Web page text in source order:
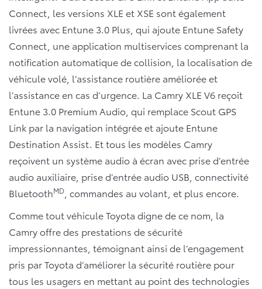
Connect, les versions XLE et XSE sont également
livrées avec Entune 3.0 Plus, qui ajoute Entune Safety
Connect, une application multiservices comprenant la
notification automatique de collision, la localisation de
véhicule volé, l’assistance routière améliorée et
l’assistance en cas d’urgence. La Camry XLE V6 reçoit
Entune 3.0 Premium Audio, qui remplace Scout GPS
Link par la navigation intégrée et ajoute Entune
Destination Assist. Et tous les modèles Camry
reçoivent un système audio à écran avec prise d’entrée
audio auxiliaire, prise d’entrée audio USB, connectivité
BluetoothMD , commandes au volant, et plus encore.
Comme tout véhicule Toyota digne de ce nom, la
Camry offre des prestations de sécurité
impressionnantes, témoignant ainsi de l’engagement
pris par Toyota d’améliorer la sécurité routière pour
tous les usagers en mettant au point des technologies